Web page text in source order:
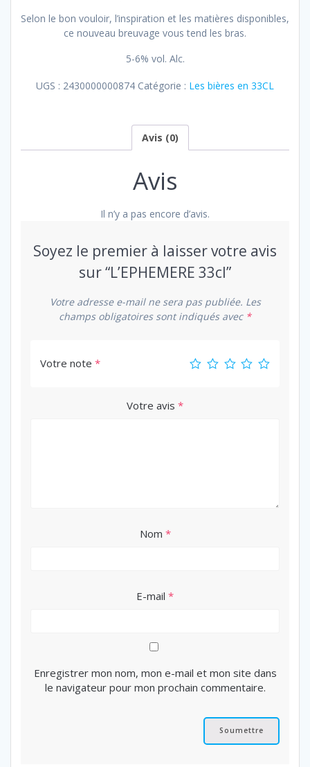
Selon le bon vouloir, l’inspiration et les matières disponibles,
ce nouveau breuvage vous tend les bras.
5-6% vol. Alc.
UGS : 2430000000874 Catégorie : Les bières en 33CL
Avis (0)
Avis
Il n’y a pas encore d’avis.
Soyez le premier à laisser votre avis
sur “L’EPHEMERE 33cl”
Votre adresse e-mail ne sera pas publiée. Les
champs obligatoires sont indiqués avec *
Votre note *
Votre avis *
Nom *
E-mail *
Enregistrer mon nom, mon e-mail et mon site dans
le navigateur pour mon prochain commentaire.